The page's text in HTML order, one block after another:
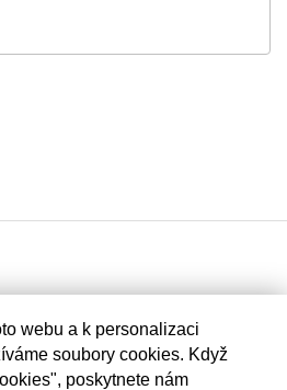
webu a k personalizaci
soubory cookies. Když
poskytnete nám